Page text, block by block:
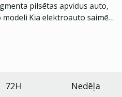
pilsētas apvidus auto,
Kia elektroauto saimē
72H Nedēļa